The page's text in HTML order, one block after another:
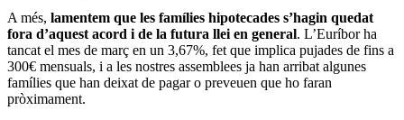
A més, lamentem que les famílies hipotecades s’hagin quedat
fora d’aquest acord i de la futura llei en general. L’Euríbor ha
tancat el mes de març en un 3,67%, fet que implica pujades de fins a
300€ mensuals, i a les nostres assemblees ja han arribat algunes
famílies que han deixat de pagar o preveuen que ho faran
pròximament.